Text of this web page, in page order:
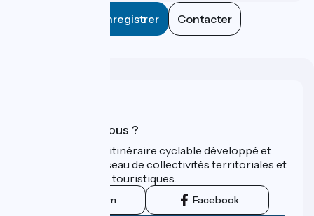
Enregistrer Contacter
Qui sommes-nous ?
ViaRhôna est un itinéraire cyclable développé et
promu par un réseau de collectivités territoriales et
leurs institutions touristiques.
Instagram Facebook